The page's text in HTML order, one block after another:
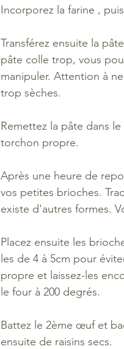
Incorporez la farine ,
Transférez ensuite la
pâte colle trop, vous
manipuler. Attention à
trop sèches.
Remettez la pâte dans
torchon propre.
Après une heure de
vos petites brioches.
existe d'autres formes.
Placez ensuite les
les de 4 à 5cm pour
propre et laissez-les
le four à 200 degrés.
Battez le 2ème œuf et
ensuite de raisins secs.